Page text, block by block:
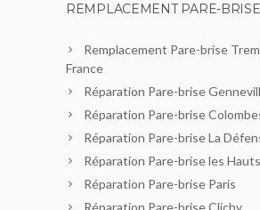
REMPLACEMENT PARE-
Remplacement Pare-brise
France
Réparation Pare-brise
Réparation Pare-brise
Réparation Pare-brise La
Réparation Pare-brise les
Réparation Pare-brise Paris
Réparation Pare-brise Clichy